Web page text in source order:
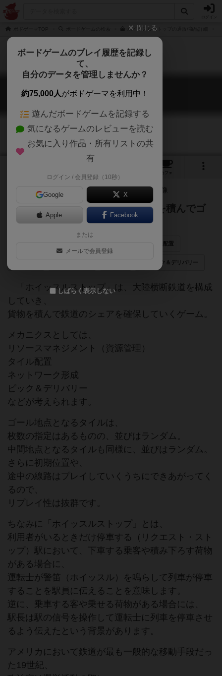
ホイッスルストップの通販/商品詳細
ホイッスル・ストップ
Whistle Stop
カフェ
資源を使って列車を走らせ、荷物を積んでゴ
ールを目指せ！
路線配置
ピック＆デリバリー
「ホイッスルストップ」は、大陸横断鉄道を構成
していき、
貨物を積んで鉄道のシェアを確保していくゲーム。
メカニクスとしては、
リソースマネジメント（資源管理）
タイル配置
ネットワーク形成
ピック＆デリバリー
などが考えられます。
ゴール地点となるタイルは、
枚数の指定はあるものの、並びはランダム。
中間地点となるタイルも同様に、並びはランダム。
さらに初期位置や、
途中の線路はプレイしていくうちにできあがってく
るので、
リプレイ性は抜群です。
ちなみに「ホイッスルストップ」とは、
利用者がいるときだけ停車する（リクエスト・スト
ップ）駅において、下車する乗客や積み下ろす荷物
がある場合に、
運転士が警笛（ホイッスル）を鳴らして列車が停車
することを駅員に伝えることを意味します。
逆に、乗車する客や乗せる荷物がある場合には、
駅長は駅の信号を操作して運転士に列車を停車させ
るよう伝えたという背景があります。
アメリカにおいて鉄道が最も一般的な移動手段だっ
た19世紀、
閉じる
ボードゲームのプレイ履歴を記録し
て、
自分のデータを管理しませんか？
約75,000人がボドゲーマを利用中！
遊んだボードゲームを記録する
気になるゲームのレビューを読む
お気に入り作品・所有リストの共
有
ログイン / 会員登録（10秒）
Google X
Apple Facebook
または
メールで会員登録
しばらく表示しない